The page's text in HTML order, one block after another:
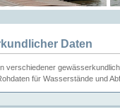
Daten
verschiedener
für Wasserstände und